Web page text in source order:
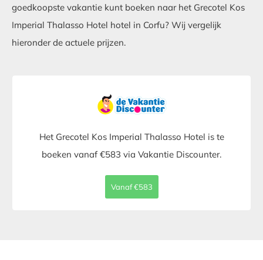
goedkoopste vakantie kunt boeken naar het Grecotel Kos
Imperial Thalasso Hotel hotel in Corfu? Wij vergelijk
hieronder de actuele prijzen.
Het Grecotel Kos Imperial Thalasso Hotel is te
boeken vanaf €583 via Vakantie Discounter.
Vanaf €583